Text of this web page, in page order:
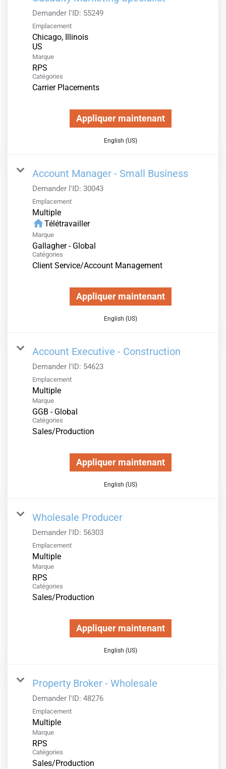
Demander l'ID: 55249
Emplacement
Chicago, Illinois
Marque
RPS
Catégories
Carrier Placements
Appliquer maintenant
English (US)
Account Manager - Small Business
Demander l'ID: 30043
Emplacement
Multiple
homeTélétravailler
Marque
Gallagher - Global
Catégories
Client Service/Account Management
Appliquer maintenant
English (US)
Account Executive - Construction
Demander l'ID: 54623
Emplacement
Multiple
Marque
GGB - Global
Catégories
Sales/Production
Appliquer maintenant
English (US)
Wholesale Producer
Demander l'ID: 56303
Emplacement
Multiple
Marque
RPS
Catégories
Sales/Production
Appliquer maintenant
English (US)
Property Broker - Wholesale
Demander l'ID: 48276
Emplacement
Multiple
Marque
RPS
Catégories
Sales/Production